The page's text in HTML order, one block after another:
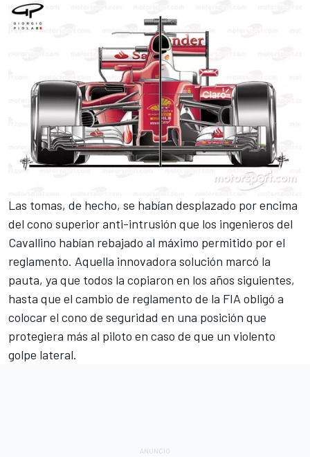
Las tomas, de hecho, se habían desplazado por encima
del cono superior anti-intrusión que los ingenieros del
Cavallino habían rebajado al máximo permitido por el
reglamento. Aquella innovadora solución marcó la
pauta, ya que todos la copiaron en los años siguientes,
hasta que el cambio de reglamento de la FIA obligó a
colocar el cono de seguridad en una posición que
protegiera más al piloto en caso de que un violento
golpe lateral.